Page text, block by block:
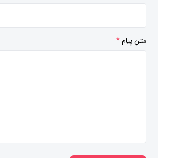
متن پیام*